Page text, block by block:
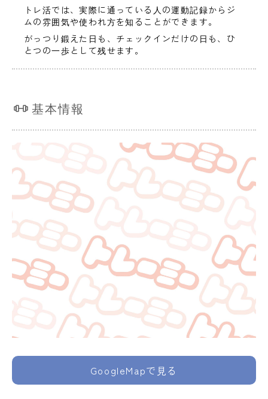
トレ活では、実際に通っている人の運動記録からジ
ムの雰囲気や使われ方を知ることができます。
がっつり鍛えた日も、チェックインだけの日も、ひ
とつの一歩として残せます。
基本情報
GoogleMapで見る